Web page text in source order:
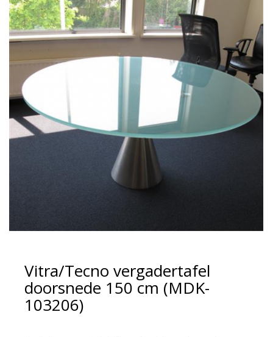
Vitra/Tecno vergadertafel
doorsnede 150 cm (MDK-
103206)